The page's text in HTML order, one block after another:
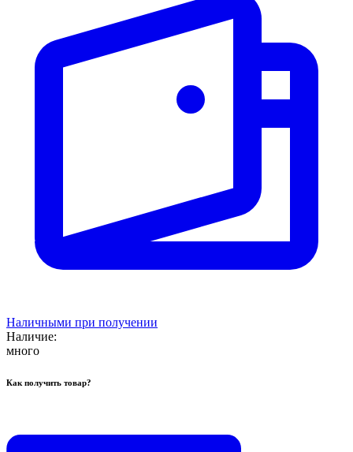
Наличными при получении
Наличие:
много
Как получить товар?